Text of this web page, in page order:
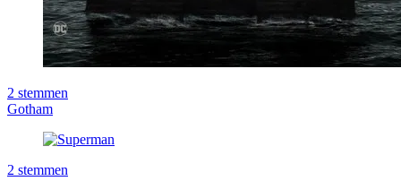
2 stemmen
Gotham
2 stemmen